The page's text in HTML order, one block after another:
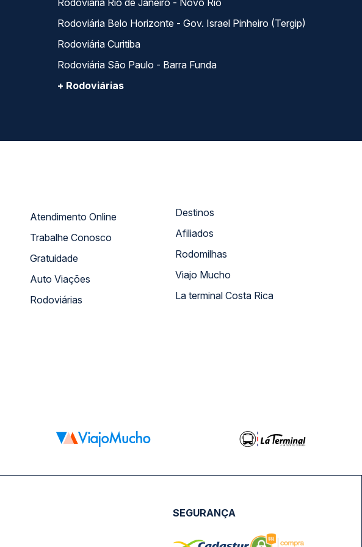
Rodoviária Rio de Janeiro - Novo Rio
Rodoviária Belo Horizonte - Gov. Israel Pinheiro (Tergip)
Rodoviária Curitiba
Rodoviária São Paulo - Barra Funda
+ Rodoviárias
Atendimento Online
Trabalhe Conosco
Gratuidade
Auto Viações
Rodoviárias
Destinos
Afiliados
Rodomilhas
Viajo Mucho
La terminal Costa Rica
SEGURANÇA